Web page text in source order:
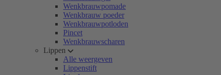
Wenkbrauwpomade
Wenkbrauw poeder
Wenkbrauwpotloden
Pincet
Wenkbrauwscharen
Lippen
Alle weergeven
Lippenstift